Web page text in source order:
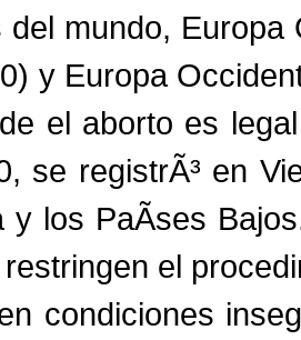
del mundo, Europa
y Europa
el aborto es
se registrÃ³ en
y los PaÃ­ses
el
condiciones